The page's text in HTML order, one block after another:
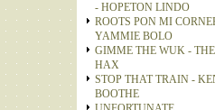
- HOPETON LINDO
ROOTS PON MI
YAMMIE BOLO
GIMME THE WUK - THE
HAX
STOP THAT TRAIN -
BOOTHE